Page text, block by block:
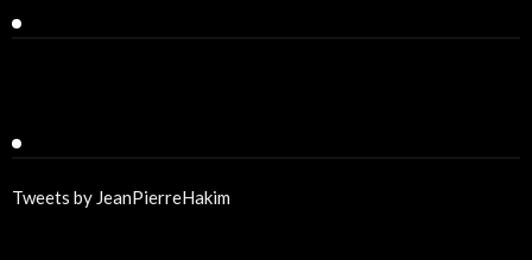
Tweets by JeanPierreHakim